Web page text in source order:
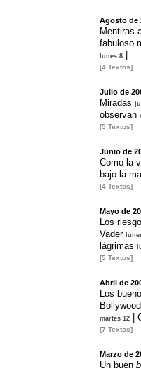
Agosto de
Mentiras
fabuloso
lunes 8
[4 Textos]
Julio de
Miradas
observan
[5 Textos]
Junio de
Como la
bajo la
[4 Textos]
Mayo de
Los
Vader
lágrimas
[5 Textos]
Abril de
Los
Bollywood
martes 12
[7 Textos]
Marzo de
Un buen